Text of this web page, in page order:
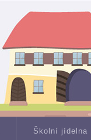
Školní jídelna